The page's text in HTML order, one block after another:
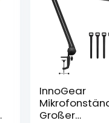
InnoGear
Großer